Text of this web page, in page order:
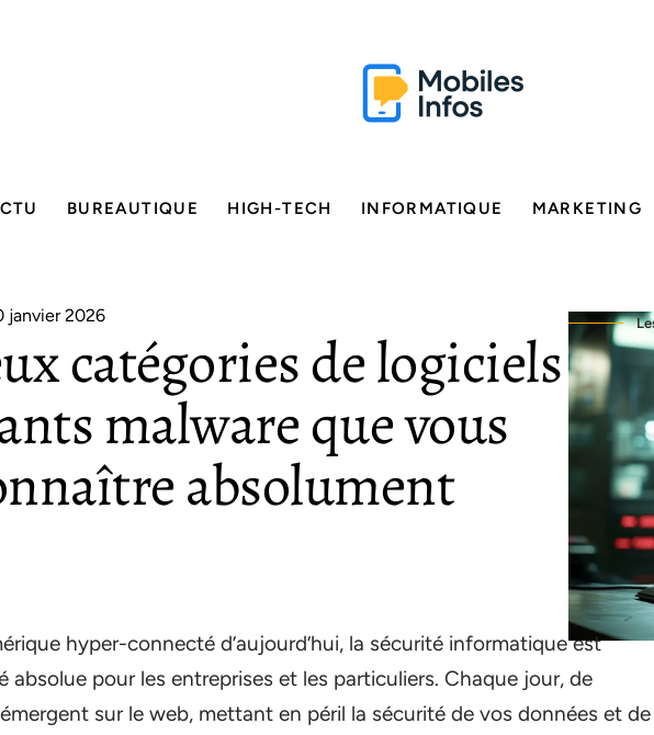
BUREAUTIQUE HIGH-TECH INFORMATIQUE MARKETING
janvier 2026
catégories de logiciels
malware que vous
absolument
hyper-connecté d’aujourd’hui, la sécurité informatique est
absolue pour les entreprises et les particuliers. Chaque jour, de
sur le web, mettant en péril la sécurité de vos données et de